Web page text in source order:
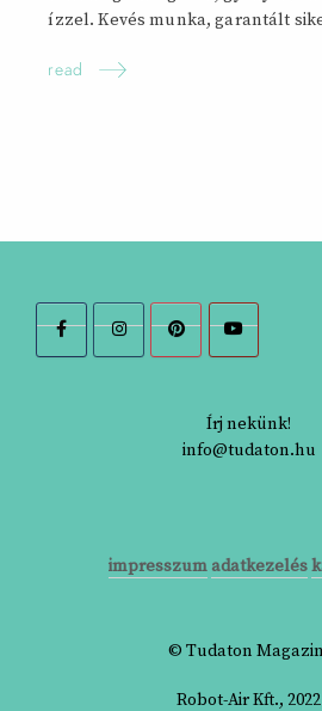
ízzel. Kevés munka, garantált
read
Írj nekünk!
info@tudaton.hu
impresszum adatkezelés
© Tudaton
Robot-Air Kft., 2022